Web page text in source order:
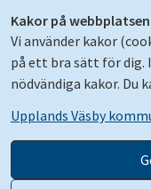
Kakor på webbplatsen
Vi använder kakor
på ett bra sätt för dig.
nödvändiga kakor. Du
Upplands Väsby